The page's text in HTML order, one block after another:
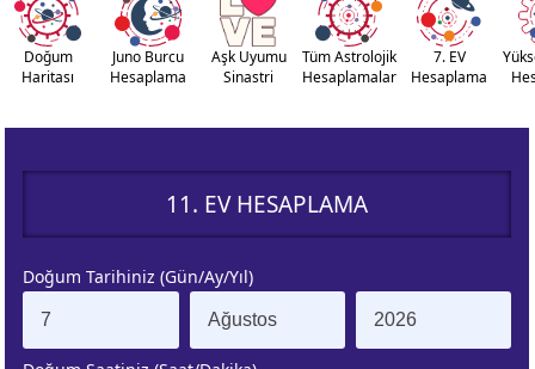
KUZEY AY
DÜĞÜMÜ
Doğum
Haritası
Juno Burcu
Hesaplama
Aşk Uyumu
Sinastri
Tüm Astrolojik
Hesaplamalar
7. EV
Hesaplama
11. EV HESAPLAMA
Doğum Tarihiniz (Gün/Ay/Yıl)